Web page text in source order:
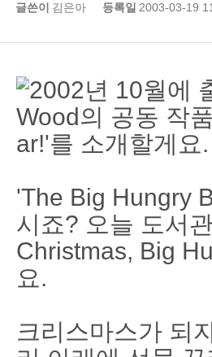
글쓴이 김은아 등록일 2003-03-19
2002년 10월에
Wood의 공동 작
ar!'를 소개할게요.
'The Big Hungry
시죠? 오늘 도서
Christmas, Big
요.
크리스마스가 되